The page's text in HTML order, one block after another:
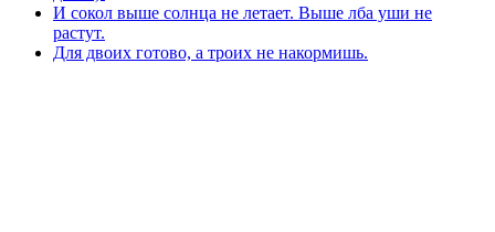
И сокол выше солнца не летает. Выше лба уши не
растут.
Для двоих готово, а троих не накормишь.